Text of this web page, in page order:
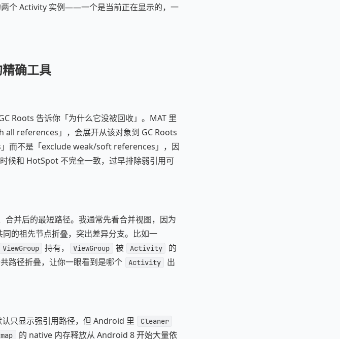
个 Activity 实例——一个是当前正在显示的，一
确工具
Roots 告诉你「为什么它没被回收」。MAT 里
references」，会展开从该对象到 GC Roots
而不是「exclude weak/soft references」，因
候和 HotSpot 不完全一致，过早排除弱引用可
并后的最短路径。我通常先看合并视图，因为
的祖先节点折叠，突出差异分支。比如一
ViewGroup 持有， ViewGroup 被 Activity 的
路径折叠，让你一眼看到是哪个 Activity
出
只显示强引用路径，但 Android 里 Cleaner
的 native 内存释放从 Android 8 开始大量依